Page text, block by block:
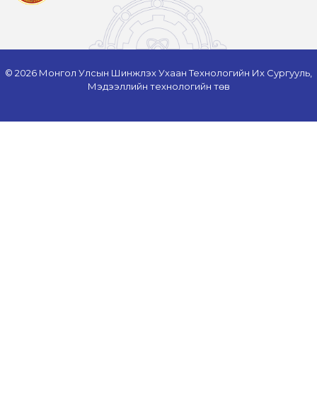
© 2026 Монгол Улсын Шинжлэх Ухаан Технологийн Их Сургууль,
Мэдээллийн технологийн төв